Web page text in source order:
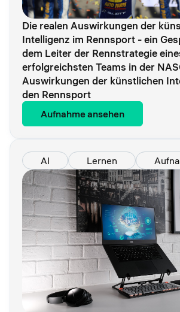
Die realen Auswirkungen der
Intelligenz im Rennsport - ein
dem Leiter der Rennstrategie
erfolgreichsten Teams in der
Auswirkungen der künstlichen
den Rennsport
Aufnahme ansehen
AI Lernen